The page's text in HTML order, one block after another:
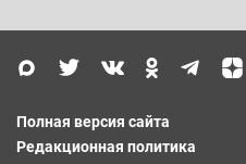
Полная версия сайта
Редакционная политика